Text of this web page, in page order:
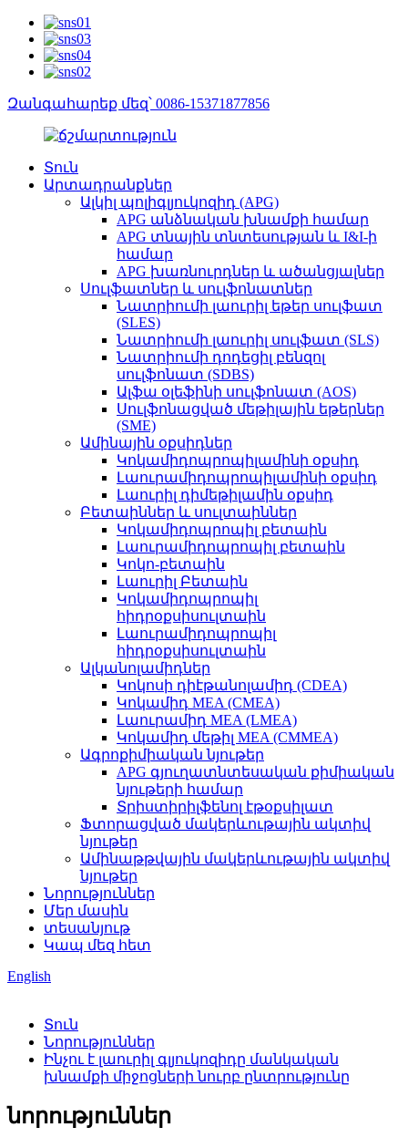
Զանգահարեք մեզ՝ 0086-15371877856
Տուն
Արտադրանքներ
Ալկիլ պոլիգլյուկոզիդ (APG)
APG անձնական խնամքի համար
APG տնային տնտեսության և I&I-ի
համար
APG խառնուրդներ և ածանցյալներ
Սուլֆատներ և սուլֆոնատներ
Նատրիումի լաուրիլ եթեր սուլֆատ
(SLES)
Նատրիումի լաուրիլ սուլֆատ (SLS)
Նատրիումի դոդեցիլ բենզոլ
սուլֆոնատ (SDBS)
Ալֆա օլեֆինի սուլֆոնատ (AOS)
Սուլֆոնացված մեթիլային եթերներ
(SME)
Ամինային օքսիդներ
Կոկամիդոպրոպիլամինի օքսիդ
Լաուրամիդոպրոպիլամինի օքսիդ
Լաուրիլ դիմեթիլամին օքսիդ
Բետաիններ և սուլտաիններ
Կոկամիդոպրոպիլ բետաին
Լաուրամիդոպրոպիլ բետաին
Կոկո-բետաին
Լաուրիլ Բետաին
Կոկամիդոպրոպիլ
հիդրօքսիսուլտաին
Լաուրամիդոպրոպիլ
հիդրօքսիսուլտաին
Ալկանոլամիդներ
Կոկոսի դիէթանոլամիդ (CDEA)
Կոկամիդ MEA (CMEA)
Լաուրամիդ MEA (LMEA)
Կոկամիդ մեթիլ MEA (CMMEA)
Ագրոքիմիական նյութեր
APG գյուղատնտեսական քիմիական
նյութերի համար
Տրիստիրիլֆենոլ էթօքսիլատ
Ֆտորացված մակերևութային ակտիվ
նյութեր
Ամինաթթվային մակերևութային ակտիվ
նյութեր
Նորություններ
Մեր մասին
տեսանյութ
Կապ մեզ հետ
English
Տուն
Նորություններ
Ինչու է լաուրիլ գլյուկոզիդը մանկական
խնամքի միջոցների նուրբ ընտրությունը
նորություններ